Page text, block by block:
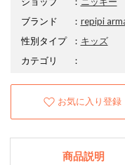
ブランド
： repipi
性別タイプ
： キッズ
カテゴリ
：
お気に入り登録
商品説明